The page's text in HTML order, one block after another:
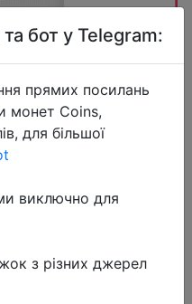
Xiaomi
Type C 18W
Mi
бот у Telegram:
прямих посилань
монет Coins,
для більшої
виключно для
з різних джерел